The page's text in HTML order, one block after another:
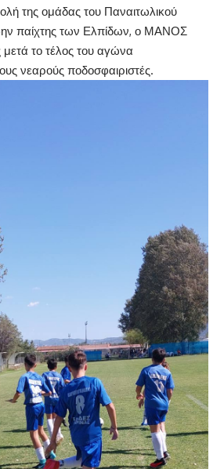
της ομάδας του Παναιτωλικού
παίχτης των Ελπίδων, ο ΜΑΝΟΣ
το τέλος του αγώνα
νεαρούς ποδοσφαιριστές.